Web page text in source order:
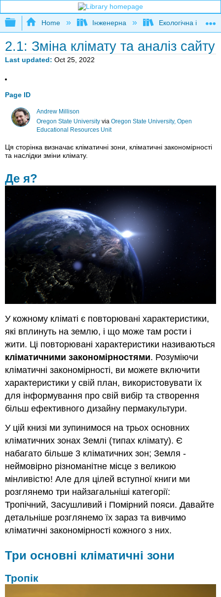
Expand/collapse global hierarchy
Home Інженерна Екологічна
2.1: Зміна клімату та аналіз сайту
Last updated Oct 25, 2022
Page ID
Andrew Millison
Oregon State Universityvia Oregon State University, Open
Educational Resources Unit
Ця сторінка визначає кліматичні зони, кліматичні закономірності
та наслідки зміни клімату.
Де я?
У кожному кліматі є повторювані характеристики,
які вплинуть на землю, і що може там рости і
жити. Ці повторювані характеристики називаються
кліматичними закономірностями. Розуміючи
кліматичні закономірності, ви можете включити
характеристики у свій план, використовувати їх
для інформування про свій вибір та створення
більш ефективного дизайну пермакультури.
У цій книзі ми зупинимося на трьох основних
кліматичних зонах Землі (типах клімату). Є
набагато більше 3 кліматичних зон; Земля -
неймовірно різноманітне місце з великою
мінливістю! Але для цілей вступної книги ми
розглянемо три найзагальніші категорії:
Тропічний, Засушливий і Помірний пояси. Давайте
детальніше розглянемо їх зараз та вивчимо
кліматичні закономірності кожного з них.
Три основні кліматичні зони
Тропік